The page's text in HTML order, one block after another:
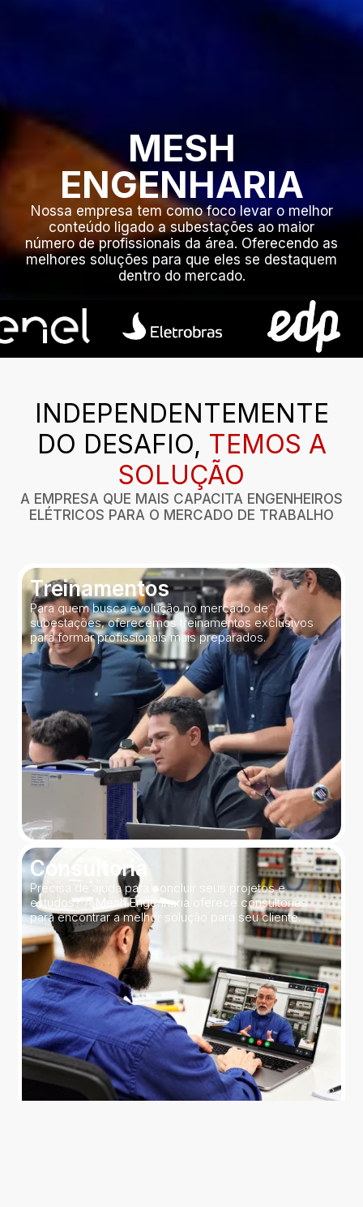
MESH
ENGENHARIA
Nossa empresa tem como foco levar o melhor
conteúdo ligado a subestações ao maior
número de profissionais da área. Oferecendo as
melhores soluções para que eles se destaquem
dentro do mercado.
INDEPENDENTEMENTE
DO DESAFIO, TEMOS A
SOLUÇÃO
A EMPRESA QUE MAIS CAPACITA ENGENHEIROS
ELÉTRICOS PARA O MERCADO DE TRABALHO
Treinamentos
Para quem busca evolução no mercado de
subestações, oferecemos treinamentos exclusivos
para formar profissionais mais preparados.
Consultoria
Precisa de ajuda para concluir seus projetos e
estudos? A Mesh Engenharia oferece consultorias
para encontrar a melhor solução para seu cliente.